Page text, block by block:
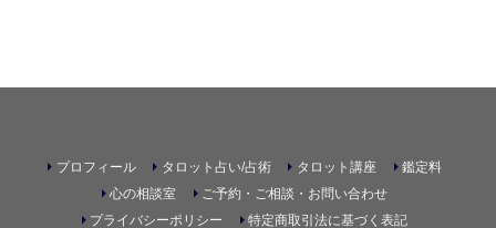
プロフィール タロット占い/占術 タロット講座
鑑定料
心の相談室
ご予約・ご相談・お問い合わせ
プライバシーポリシー
特定商取引法に基づく表記